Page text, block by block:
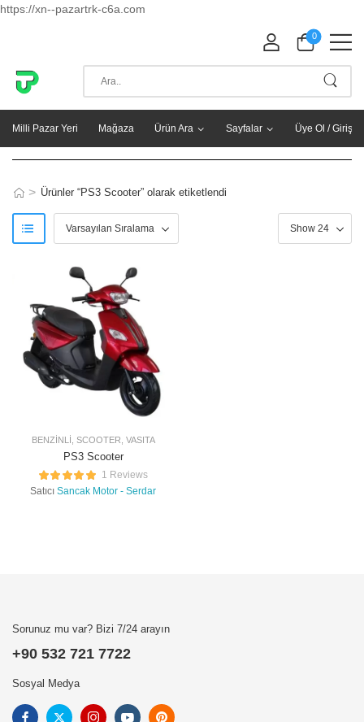
https://xn--pazartrk-c6a.com
0
Milli Pazar Yeri Mağaza Ürün Ara Sayfalar Üye Ol / Giriş
> Ürünler “PS3 Scooter” olarak etiketlendi
BENZINLI SCOOTER VASITA
PS3 Scooter
1 Reviews
Satıcı Sancak Motor - Serdar
Sorunuz mu var? Bizi 7/24 arayın
+90 532 721 7722
Sosyal Medya